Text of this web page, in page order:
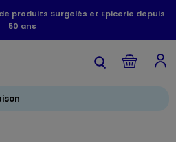
produits Surgelés et Epicerie depuis
50 ans